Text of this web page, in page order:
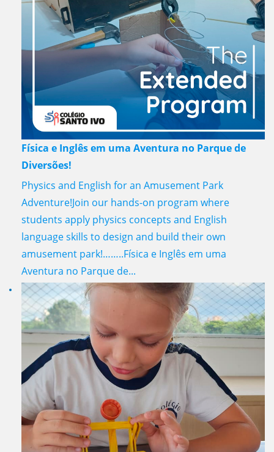
Física e Inglês em uma Aventura no Parque de
Diversões!
Physics and English for an Amusement Park
Adventure!Join our hands-on program where
students apply physics concepts and English
language skills to design and build their own
amusement park!……..Física e Inglês em uma
Aventura no Parque de...